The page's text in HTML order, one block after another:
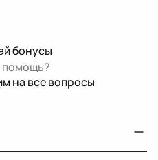
бонусы
на все вопросы